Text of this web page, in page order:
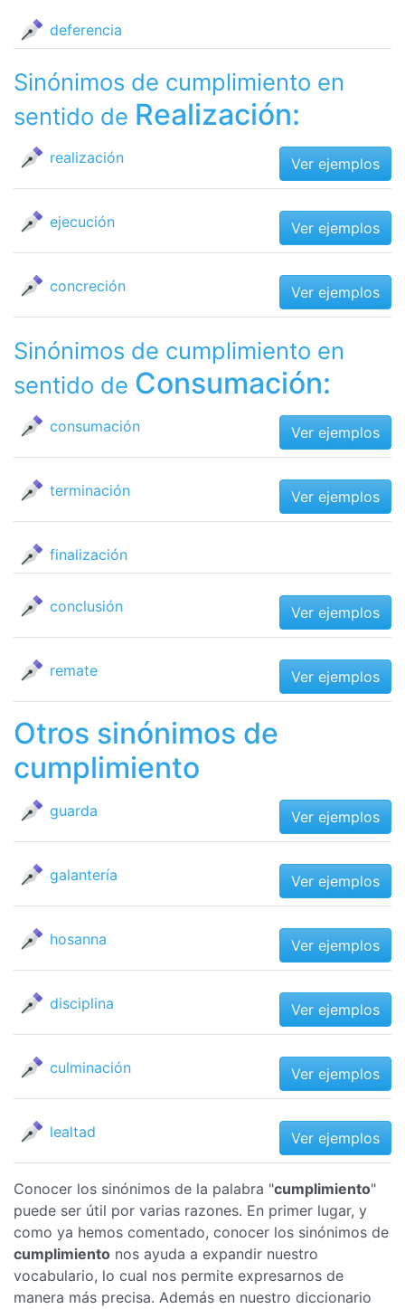
deferencia
Sinónimos de cumplimiento en
sentido de Realización:
realización Ver ejemplos
ejecución Ver ejemplos
concreción Ver ejemplos
Sinónimos de cumplimiento en
sentido de Consumación:
consumación Ver ejemplos
terminación Ver ejemplos
finalización
conclusión Ver ejemplos
remate Ver ejemplos
Otros sinónimos de
cumplimiento
guarda Ver ejemplos
galantería Ver ejemplos
hosanna Ver ejemplos
disciplina Ver ejemplos
culminación Ver ejemplos
lealtad Ver ejemplos
Conocer los sinónimos de la palabra "cumplimiento"
puede ser útil por varias razones. En primer lugar, y
como ya hemos comentado, conocer los sinónimos de
cumplimiento nos ayuda a expandir nuestro
vocabulario, lo cual nos permite expresarnos de
manera más precisa. Además en nuestro diccionario